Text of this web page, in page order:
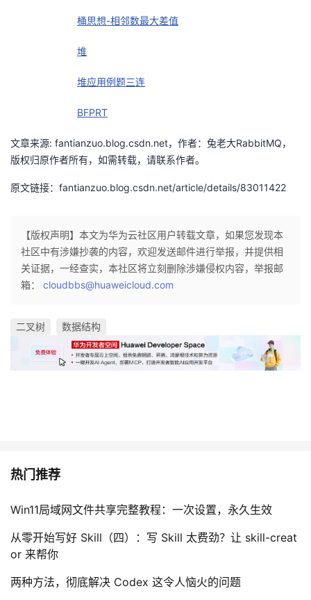
桶思想-相邻数最大差值
堆
堆应用例题三连
BFPRT
文章来源: fantianzuo.blog.csdn.net，作者：兔老大RabbitMQ，
版权归原作者所有，如需转载，请联系作者。
原文链接：fantianzuo.blog.csdn.net/article/details/83011422
【版权声明】本文为华为云社区用户转载文章，如果您发现本
社区中有涉嫌抄袭的内容，欢迎发送邮件进行举报，并提供相
关证据，一经查实，本社区将立刻删除涉嫌侵权内容，举报邮
箱： cloudbbs@huaweicloud.com
二叉树 数据结构
热门推荐
Win11局域网文件共享完整教程：一次设置，永久生效
从零开始写好 Skill（四）：写 Skill 太费劲？让 skill-creat
or 来帮你
两种方法，彻底解决 Codex 这令人恼火的问题